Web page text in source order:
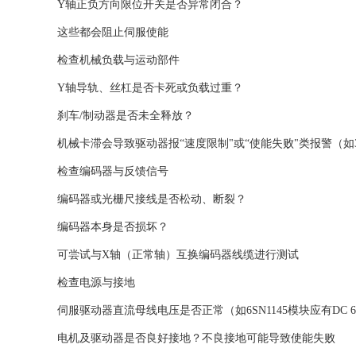
Y轴正负方向限位开关是否异常闭合？
这些都会阻止伺服使能 ‌‌
‌检查机械负载与运动部件‌
Y轴导轨、丝杠是否卡死或负载过重？
刹车/制动器是否未全释放？
机械卡滞会导致驱动器报“速度限制"或“使能失败"类报警（如
‌检查编码器与反馈信号‌
编码器或光栅尺接线是否松动、断裂？
编码器本身是否损坏？
可尝试与X轴（正常轴）互换编码器线缆进行测试 ‌‌
‌检查电源与接地‌
伺服驱动器直流母线电压是否正常（如6SN1145模块应有DC
电机及驱动器是否良好接地？不良接地可能导致使能失败 ‌‌